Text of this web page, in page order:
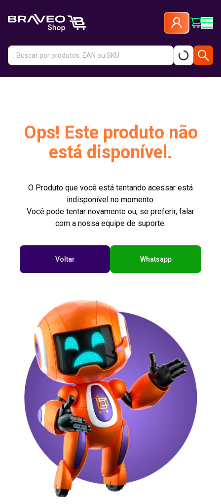
Ops! Este produto não
está disponível.
O Produto que você está tentando acessar está
indisponível no momento.
Você pode tentar novamente ou, se preferir, falar
com a nossa equipe de suporte.
Voltar Whatsapp